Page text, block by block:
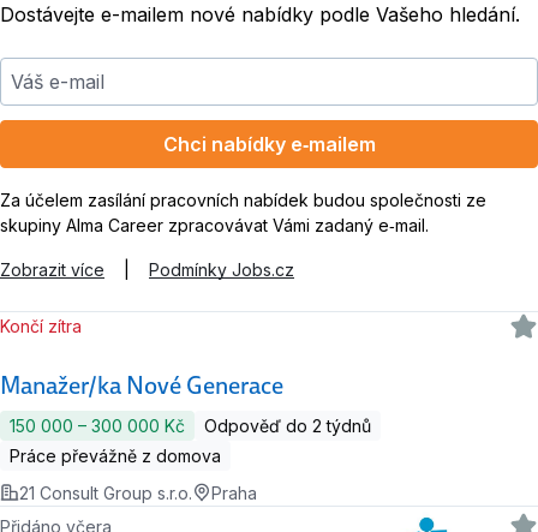
Dostávejte e-mailem nové nabídky podle Vašeho hledání.
Váš e-mail
Chci nabídky e‑mailem
Za účelem zasílání pracovních nabídek budou společnosti ze
skupiny Alma Career zpracovávat Vámi zadaný e‑mail.
Zobrazit více Podmínky Jobs.cz
Manažer/ka Nové Generace
Končí zítra
150 000 ‍–‍ 300 000 Kč
Odpověď do 2 týdnů
Práce převážně z domova
21 Consult Group s.r.o.
Praha
Přidáno včera